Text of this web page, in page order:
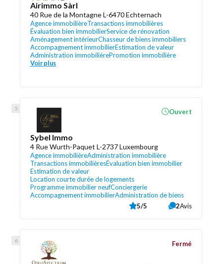
Airimmo Sàrl
40 Rue de la Montagne L-6470 Echternach
Agence immobilièreTransactions immobilières
Évaluation bien immobilierService de rénovation
Aménagement intérieurChasseur de biens immobiliers
Accompagnement immobilierEstimation de valeur
Administration immobilièrePromotion immobilière
Voir plus
Sybel Immo
4 Rue Wurth-Paquet L-2737 Luxembourg
Agence immobilièreAdministration immobilière
Transactions immobilièresÉvaluation bien immobilier
Estimation de valeur
Location courte durée de logements
Programme immobilier neufConciergerie
Accompagnement immobilierAdministration de biens
Ouvert
5/5 2Avis
Fermé